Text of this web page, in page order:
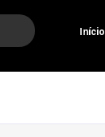
Início